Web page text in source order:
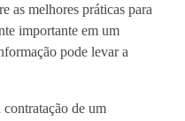
as melhores práticas para
importante em um
pode levar a
de um